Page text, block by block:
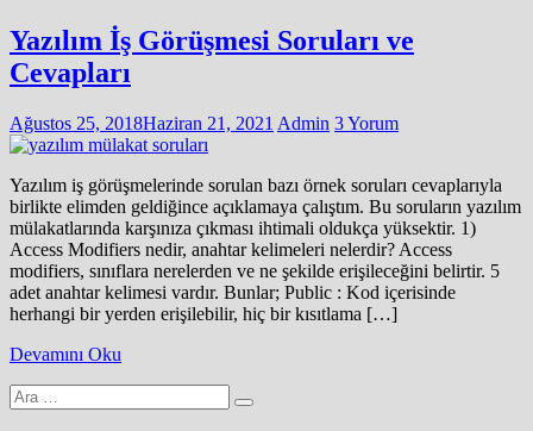
Yazılım İş Görüşmesi Soruları ve
Cevapları
Ağustos 25, 2018Haziran 21, 2021 Admin 3 Yorum
Yazılım iş görüşmelerinde sorulan bazı örnek soruları cevaplarıyla
birlikte elimden geldiğince açıklamaya çalıştım. Bu soruların yazılım
mülakatlarında karşınıza çıkması ihtimali oldukça yüksektir. 1)
Access Modifiers nedir, anahtar kelimeleri nelerdir? Access
modifiers, sınıflara nerelerden ve ne şekilde erişileceğini belirtir. 5
adet anahtar kelimesi vardır. Bunlar; Public : Kod içerisinde
herhangi bir yerden erişilebilir, hiç bir kısıtlama […]
Devamını Oku
Arama
yap: